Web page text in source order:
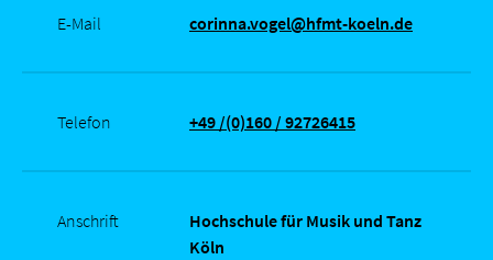
E-Mail corinna.vogel@hfmt-koeln.de
Telefon +49 /(0)160 / 92726415
Anschrift
Hochschule für Musik und Tanz
Köln